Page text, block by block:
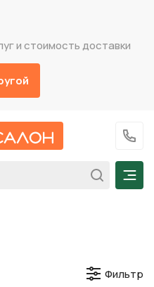
и стоимость доставки
главную
+7
Фильтр